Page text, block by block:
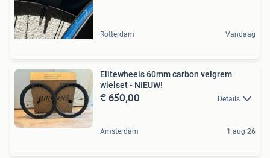
Rotterdam Vandaag
Elitewheels 60mm carbon velgrem
wielset - NIEUW!
€ 650,00 Details
Amsterdam 1 aug 26